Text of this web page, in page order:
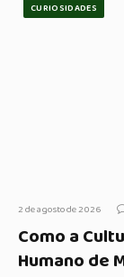
CURIOSIDADES
2 de agosto de 2026
Como a
Humano de